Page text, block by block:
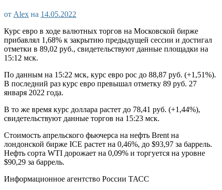
от Alex на 14.05.2022
Курс евро в ходе валютных торгов на Московской бирже
прибавлял 1,68% к закрытию предыдущей сессии и достигал
отметки в 89,02 руб., свидетельствуют данные площадки на
15:12 мск.
По данным на 15:22 мск, курс евро рос до 88,87 руб. (+1,51%).
В последний раз курс евро превышал отметку 89 руб. 27
января 2022 года.
В то же время курс доллара растет до 78,41 руб. (+1,44%),
свидетельствуют данные торгов на 15:23 мск.
Стоимость апрельского фьючерса на нефть Brent на
лондонской бирже ICE растет на 0,46%, до $93,97 за баррель.
Нефть сорта WTI дорожает на 0,09% и торгуется на уровне
$90,29 за баррель.
Информационное агентство России ТАСС